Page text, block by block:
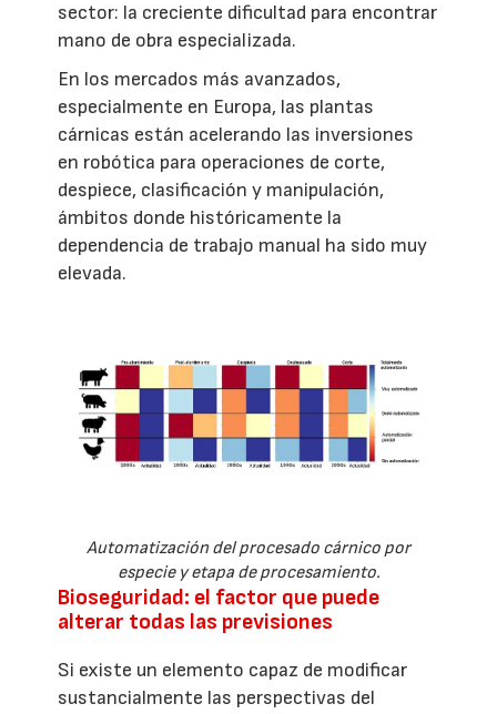
sector: la creciente dificultad para encontrar
mano de obra especializada.
En los mercados más avanzados,
especialmente en Europa, las plantas
cárnicas están acelerando las inversiones
en robótica para operaciones de corte,
despiece, clasificación y manipulación,
ámbitos donde históricamente la
dependencia de trabajo manual ha sido muy
elevada.
Automatización del procesado cárnico por
especie y etapa de procesamiento.
Bioseguridad: el factor que puede
alterar todas las previsiones
Si existe un elemento capaz de modificar
sustancialmente las perspectivas del